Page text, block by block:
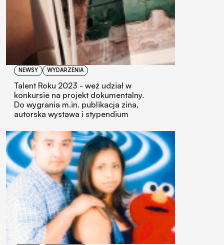
NEWSY WYDARZENIA
Talent Roku 2023 - weź udział w
konkursie na projekt dokumentalny.
Do wygrania m.in. publikacja zina,
autorska wystawa i stypendium